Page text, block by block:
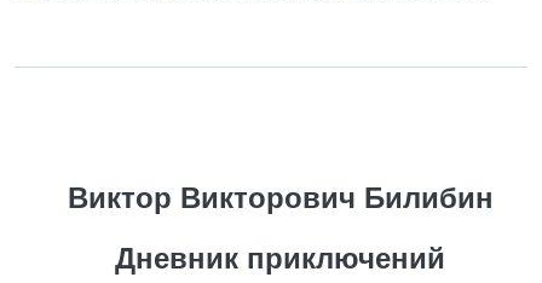
Виктор Викторович Билибин
Дневник приключений